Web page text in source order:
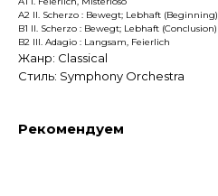
A2 II. Scherzo : Bewegt; Lebhaft (Beginning)
B1 II. Scherzo : Bewegt; Lebhaft (Conclusion)
B2 III. Adagio : Langsam, Feierlich
Жанр: Classical
Стиль: Symphony Orchestra
Рекомендуем